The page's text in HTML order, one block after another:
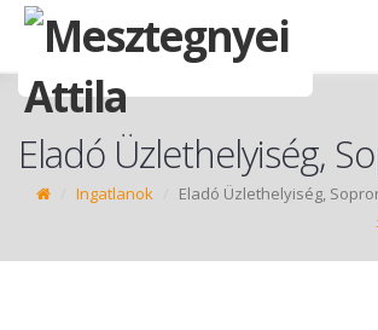
Eladó Üzlethelyiség,
Ingatlanok Eladó Üzlethelyiség,